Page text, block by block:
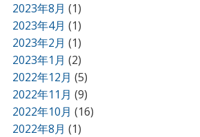
2023年8月 (1)
2023年4月 (1)
2023年2月 (1)
2023年1月 (2)
2022年12月 (5)
2022年11月 (9)
2022年10月 (16)
2022年8月 (1)